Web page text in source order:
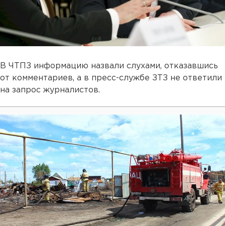
В ЧТПЗ информацию назвали слухами, отказавшись
от комментариев, а в пресс-службе ЗТЗ не ответили
на запрос журналистов.